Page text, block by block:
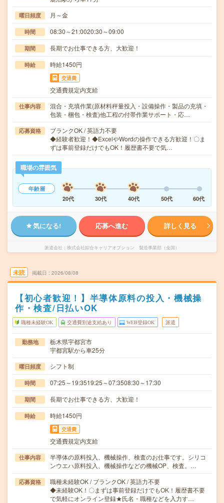
曜日頻度 月～金
時間 08:30～21:0020:30～09:00
期間 長期でお仕事できる方、大歓迎！
時給 時給1450円
交通費
交通費規定内支給
仕事内容
混合・充填作業(原材料秤量投入・設備操作・製品の充填・
包装・梱包・検査)他工程の付帯作業サポート・応…
応募資格
ブランクOK / 英語力不要
◆経験者歓迎！◆ExcelやWordの操作できる方歓迎！〇ま
ずは事前登録だけでもOK！履歴書不要で気…
職場の雰囲気
年齢層
20代
30代 40代 50代 60代
気になる! 応募へ進む 詳しく見る
派遣会社 株式会社綜合キャリアオプション 製造事業部（全国）
未読 掲載日 2026/08/08
【初心者歓迎！】半導体原料の投入・機械操
作・検査/日払いOK
職種未経験OK 交通費別途支給あり WEB登録OK 派遣
勤務地
栃木県宇都宮市
宇都宮駅から車25分
曜日頻度 シフト制
時間 07:25～19:3519:25～07:3508:30～17:30
期間 長期でお仕事できる方、大歓迎！
時給 時給1450円
交通費
交通費規定内支給
仕事内容
半導体の原料投入、機械操作、検査のお仕事です。シリコ
ンウエハ原料投入、機械操作などの機械OP、検査。…
応募資格
職種未経験OK / ブランクOK / 英語力不要
◆未経験OK！〇まずは事前登録だけでもOK！履歴書不要
で気軽にオンライン登録★氏名・職種などを入力す…